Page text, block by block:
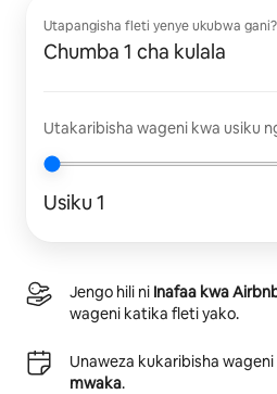
Utapangisha fleti yenye ukubwa gani?
Chumba 1 cha kulala
Utakaribisha wageni kwa usiku
Usiku 1
Jengo hili ni Inafaa kwa
wageni katika fleti yako.
Unaweza kukaribisha wageni
mwaka.